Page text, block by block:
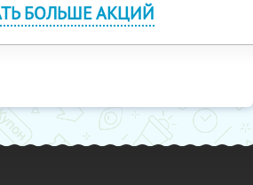
БОЛЬШЕ АКЦИЙ